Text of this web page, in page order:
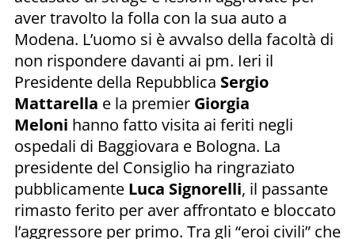
aver travolto la folla con la sua auto a
Modena. L’uomo si è avvalso della facoltà di
non rispondere davanti ai pm. Ieri il
Presidente della Repubblica Sergio
Mattarella e la premier Giorgia
Meloni hanno fatto visita ai feriti negli
ospedali di Baggiovara e Bologna. La
presidente del Consiglio ha ringraziato
pubblicamente Luca Signorelli, il passante
rimasto ferito per aver affrontato e bloccato
l’aggressore per primo. Tra gli “eroi civili” che